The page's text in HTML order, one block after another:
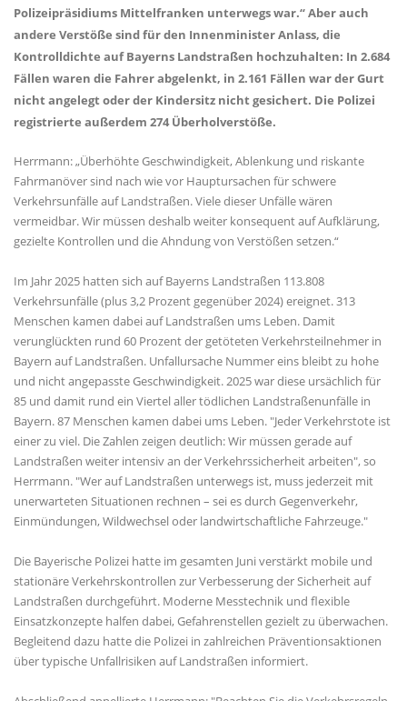
Polizeipräsidiums Mittelfranken unterwegs war.“ Aber auch
andere Verstöße sind für den Innenminister Anlass, die
Kontrolldichte auf Bayerns Landstraßen hochzuhalten: In 2.684
Fällen waren die Fahrer abgelenkt, in 2.161 Fällen war der Gurt
nicht angelegt oder der Kindersitz nicht gesichert. Die Polizei
registrierte außerdem 274 Überholverstöße.
Herrmann: „Überhöhte Geschwindigkeit, Ablenkung und riskante
Fahrmanöver sind nach wie vor Hauptursachen für schwere
Verkehrsunfälle auf Landstraßen. Viele dieser Unfälle wären
vermeidbar. Wir müssen deshalb weiter konsequent auf Aufklärung,
gezielte Kontrollen und die Ahndung von Verstößen setzen.“
Im Jahr 2025 hatten sich auf Bayerns Landstraßen 113.808
Verkehrsunfälle (plus 3,2 Prozent gegenüber 2024) ereignet. 313
Menschen kamen dabei auf Landstraßen ums Leben. Damit
verunglückten rund 60 Prozent der getöteten Verkehrsteilnehmer in
Bayern auf Landstraßen. Unfallursache Nummer eins bleibt zu hohe
und nicht angepasste Geschwindigkeit. 2025 war diese ursächlich für
85 und damit rund ein Viertel aller tödlichen Landstraßenunfälle in
Bayern. 87 Menschen kamen dabei ums Leben. "Jeder Verkehrstote ist
einer zu viel. Die Zahlen zeigen deutlich: Wir müssen gerade auf
Landstraßen weiter intensiv an der Verkehrssicherheit arbeiten", so
Herrmann. "Wer auf Landstraßen unterwegs ist, muss jederzeit mit
unerwarteten Situationen rechnen – sei es durch Gegenverkehr,
Einmündungen, Wildwechsel oder landwirtschaftliche Fahrzeuge."
Die Bayerische Polizei hatte im gesamten Juni verstärkt mobile und
stationäre Verkehrskontrollen zur Verbesserung der Sicherheit auf
Landstraßen durchgeführt. Moderne Messtechnik und flexible
Einsatzkonzepte halfen dabei, Gefahrenstellen gezielt zu überwachen.
Begleitend dazu hatte die Polizei in zahlreichen Präventionsaktionen
über typische Unfallrisiken auf Landstraßen informiert.